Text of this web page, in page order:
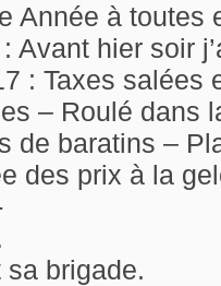
Année à toutes
Avant hier soir
: Taxes salées
– Roulé dans
de baratins –
des prix à la
brigade.